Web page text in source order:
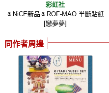
彩虹社
🌷NiCE新品🌷ROF-MAO 半斷貼紙
[戀夢夢]
同作者周邊